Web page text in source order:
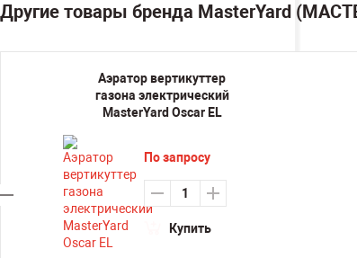
Другие товары бренда MasterYard
Аэратор вертикуттер
газона электрический
MasterYard Oscar EL
По запросу
Купить